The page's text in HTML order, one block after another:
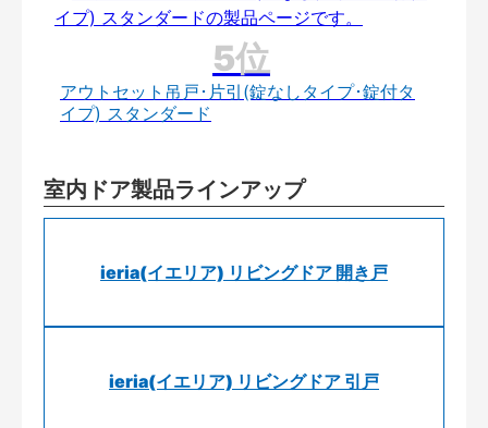
アウトセット吊戸･片引(錠なしタイプ･錠付タ
イプ) スタンダード
室内ドア製品ラインアップ
ieria(イエリア) リビングドア 開き戸
ieria(イエリア) リビングドア 引戸